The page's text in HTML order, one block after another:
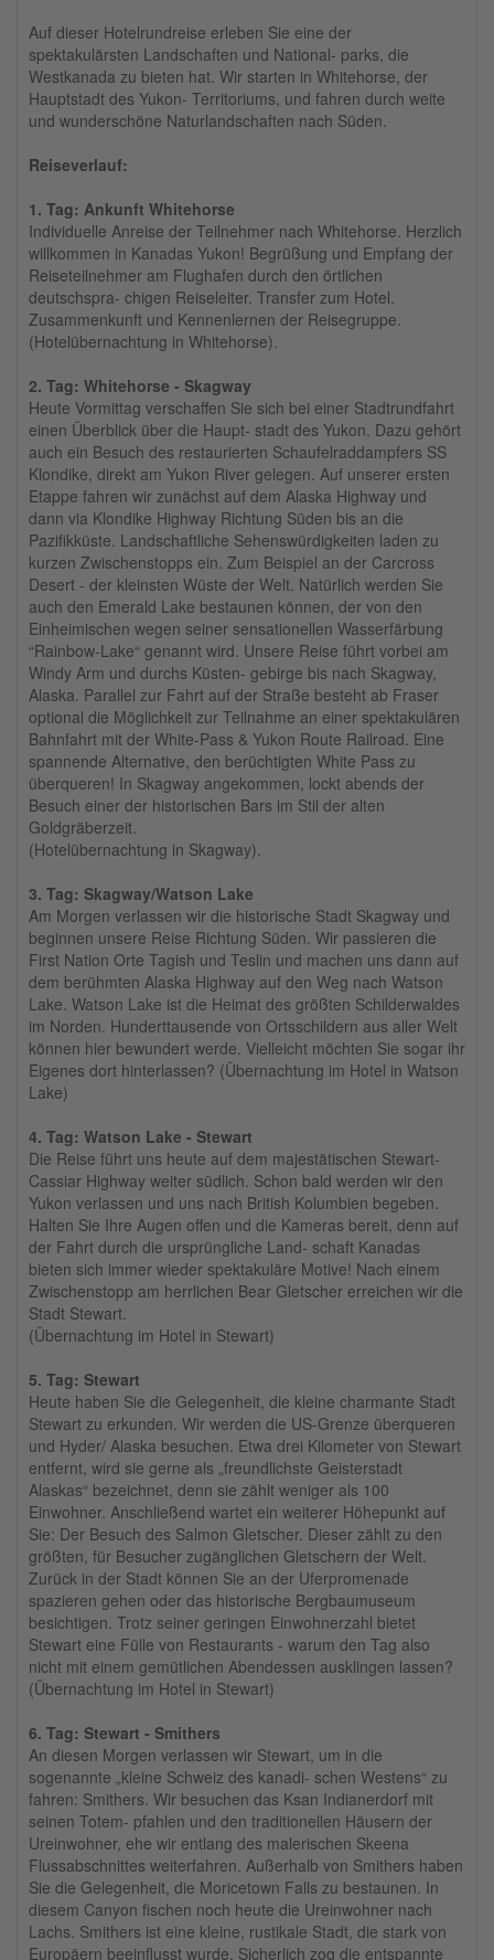
Auf dieser Hotelrundreise erleben Sie eine der
spektakulärsten Landschaften und National- parks, die
Westkanada zu bieten hat. Wir starten in Whitehorse, der
Hauptstadt des Yukon- Territoriums, und fahren durch weite
und wunderschöne Naturlandschaften nach Süden.
Reiseverlauf:
1. Tag: Ankunft Whitehorse
Individuelle Anreise der Teilnehmer nach Whitehorse. Herzlich
willkommen in Kanadas Yukon! Begrüßung und Empfang der
Reiseteilnehmer am Flughafen durch den örtlichen
deutschspra- chigen Reiseleiter. Transfer zum Hotel.
Zusammenkunft und Kennenlernen der Reisegruppe.
(Hotelübernachtung in Whitehorse).
2. Tag: Whitehorse - Skagway
Heute Vormittag verschaffen Sie sich bei einer Stadtrundfahrt
einen Überblick über die Haupt- stadt des Yukon. Dazu gehört
auch ein Besuch des restaurierten Schaufelraddampfers SS
Klondike, direkt am Yukon River gelegen. Auf unserer ersten
Etappe fahren wir zunächst auf dem Alaska Highway und
dann via Klondike Highway Richtung Süden bis an die
Pazifikküste. Landschaftliche Sehenswürdigkeiten laden zu
kurzen Zwischenstopps ein. Zum Beispiel an der Carcross
Desert - der kleinsten Wüste der Welt. Natürlich werden Sie
auch den Emerald Lake bestaunen können, der von den
Einheimischen wegen seiner sensationellen Wasserfärbung
“Rainbow-Lake“ genannt wird. Unsere Reise führt vorbei am
Windy Arm und durchs Küsten- gebirge bis nach Skagway,
Alaska. Parallel zur Fahrt auf der Straße besteht ab Fraser
optional die Möglichkeit zur Teilnahme an einer spektakulären
Bahnfahrt mit der White-Pass & Yukon Route Railroad. Eine
spannende Alternative, den berüchtigten White Pass zu
überqueren! In Skagway angekommen, lockt abends der
Besuch einer der historischen Bars im Stil der alten
Goldgräberzeit.
(Hotelübernachtung in Skagway).
3. Tag: Skagway/Watson Lake
Am Morgen verlassen wir die historische Stadt Skagway und
beginnen unsere Reise Richtung Süden. Wir passieren die
First Nation Orte Tagish und Teslin und machen uns dann auf
dem berühmten Alaska Highway auf den Weg nach Watson
Lake. Watson Lake ist die Heimat des größten Schilderwaldes
im Norden. Hunderttausende von Ortsschildern aus aller Welt
können hier bewundert werde. Vielleicht möchten Sie sogar ihr
Eigenes dort hinterlassen? (Übernachtung im Hotel in Watson
Lake)
4. Tag: Watson Lake - Stewart
Die Reise führt uns heute auf dem majestätischen Stewart-
Cassiar Highway weiter südlich. Schon bald werden wir den
Yukon verlassen und uns nach British Kolumbien begeben.
Halten Sie Ihre Augen offen und die Kameras bereit, denn auf
der Fahrt durch die ursprüngliche Land- schaft Kanadas
bieten sich immer wieder spektakuläre Motive! Nach einem
Zwischenstopp am herrlichen Bear Gletscher erreichen wir die
Stadt Stewart.
(Übernachtung im Hotel in Stewart)
5. Tag: Stewart
Heute haben Sie die Gelegenheit, die kleine charmante Stadt
Stewart zu erkunden. Wir werden die US-Grenze überqueren
und Hyder/ Alaska besuchen. Etwa drei Kilometer von Stewart
entfernt, wird sie gerne als „freundlichste Geisterstadt
Alaskas“ bezeichnet, denn sie zählt weniger als 100
Einwohner. Anschließend wartet ein weiterer Höhepunkt auf
Sie: Der Besuch des Salmon Gletscher. Dieser zählt zu den
größten, für Besucher zugänglichen Gletschern der Welt.
Zurück in der Stadt können Sie an der Uferpromenade
spazieren gehen oder das historische Bergbaumuseum
besichtigen. Trotz seiner geringen Einwohnerzahl bietet
Stewart eine Fülle von Restaurants - warum den Tag also
nicht mit einem gemütlichen Abendessen ausklingen lassen?
(Übernachtung im Hotel in Stewart)
6. Tag: Stewart - Smithers
An diesen Morgen verlassen wir Stewart, um in die
sogenannte „kleine Schweiz des kanadi- schen Westens“ zu
fahren: Smithers. Wir besuchen das Ksan Indianerdorf mit
seinen Totem- pfahlen und den traditionellen Häusern der
Ureinwohner, ehe wir entlang des malerischen Skeena
Flussabschnittes weiterfahren. Außerhalb von Smithers haben
Sie die Gelegenheit, die Moricetown Falls zu bestaunen. In
diesem Canyon fischen noch heute die Ureinwohner nach
Lachs. Smithers ist eine kleine, rustikale Stadt, die stark von
Europäern beeinflusst wurde. Sicherlich zog die entspannte